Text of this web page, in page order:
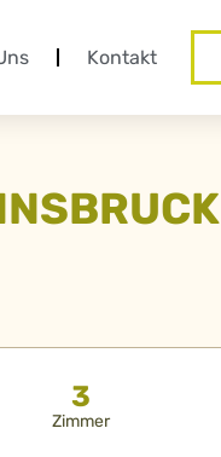
Kontakt
3
Zimmer